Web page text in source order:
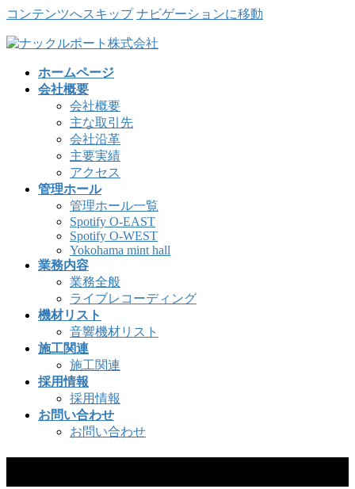
コンテンツへスキップ ナビゲーションに移動
ホームページ
会社概要
会社概要
主な取引先
会社沿革
主要実績
アクセス
管理ホール
管理ホール一覧
Spotify O-EAST
Spotify O-WEST
Yokohama mint hall
業務内容
業務全般
ライブレコーディング
機材リスト
音響機材リスト
施工関連
施工関連
採用情報
採用情報
お問い合わせ
お問い合わせ